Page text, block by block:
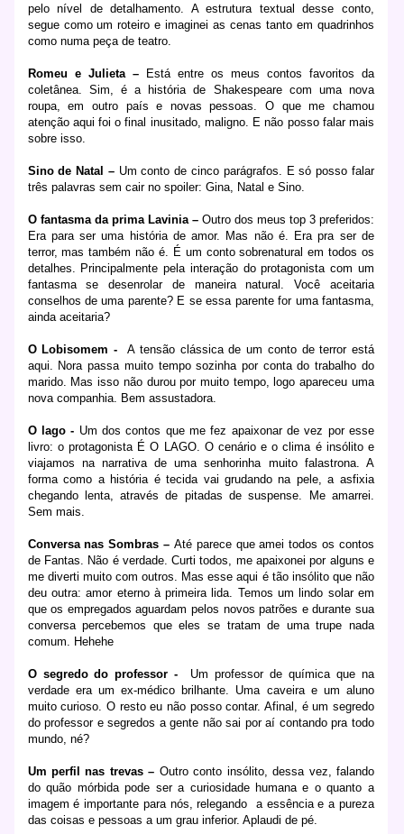
pelo nível de detalhamento. A estrutura textual desse conto,
segue como um roteiro e imaginei as cenas tanto em quadrinhos
como numa peça de teatro.
Romeu e Julieta –
Está entre os meus contos favoritos da
coletânea. Sim, é a história de Shakespeare com uma nova
roupa, em outro país e novas pessoas. O que me chamou
atenção aqui foi o final inusitado, maligno. E não posso falar mais
sobre isso.
Sino de Natal – Um conto de cinco parágrafos. E só posso falar
três palavras sem cair no spoiler: Gina, Natal e Sino.
O fantasma da prima Lavinia – Outro dos meus top 3 preferidos:
Era para ser uma história de amor. Mas não é. Era pra ser de
terror, mas também não é. É um conto sobrenatural em todos os
detalhes. Principalmente pela interação do protagonista com um
fantasma se desenrolar de maneira natural. Você aceitaria
conselhos de uma parente? E se essa parente for uma fantasma,
ainda aceitaria?
O Lobisomem -
A tensão clássica de um conto de terror está
aqui. Nora passa muito tempo sozinha por conta do trabalho do
marido. Mas isso não durou por muito tempo, logo apareceu uma
nova companhia. Bem assustadora.
O lago - Um dos contos que me fez apaixonar de vez por esse
livro: o protagonista É O LAGO. O cenário e o clima é insólito e
viajamos na narrativa de uma senhorinha muito falastrona. A
forma como a história é tecida vai grudando na pele, a asfixia
chegando lenta, através de pitadas de suspense. Me amarrei.
Sem mais.
Conversa nas Sombras – Até parece que amei todos os contos
de Fantas. Não é verdade. Curti todos, me apaixonei por alguns e
me diverti muito com outros. Mas esse aqui é tão insólito que não
deu outra: amor eterno à primeira lida. Temos um lindo solar em
que os empregados aguardam pelos novos patrões e durante sua
conversa percebemos que eles se tratam de uma trupe nada
comum. Hehehe
O segredo do professor -
Um professor de química que na
verdade era um ex-médico brilhante. Uma caveira e um aluno
muito curioso. O resto eu não posso contar. Afinal, é um segredo
do professor e segredos a gente não sai por aí contando pra todo
mundo, né?
Um perfil nas trevas – Outro conto insólito, dessa vez, falando
do quão mórbida pode ser a curiosidade humana e o quanto a
imagem é importante para nós, relegando
a essência e a pureza
das coisas e pessoas a um grau inferior. Aplaudi de pé.